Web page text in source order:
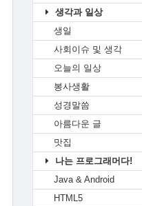
생각과 일상
생일
사회이슈 및 생각
오늘의 일상
봉사생활
성경말씀
아름다운 글
맛집
나는 프로그래머다!
Java & Android
HTML5